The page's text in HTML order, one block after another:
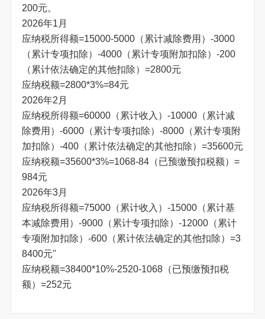
200元。
2026年1月
应纳税所得额=15000-5000（累计减除费用）-3000
（累计专项扣除）-4000（累计专项附加扣除）-200
（累计依法确定的其他扣除）=2800元
应纳税额=2800*3%=84元
2026年2月
应纳税所得额=60000（累计收入）-10000（累计减
除费用）-6000（累计专项扣除）-8000（累计专项附
加扣除）-400（累计依法确定的其他扣除）=35600元
应纳税额=35600*3%=1068-84（已预缴预扣税额）=
984元
2026年3月
应纳税所得额=75000（累计收入）-15000（累计基
本减除费用）-9000（累计专项扣除）-12000（累计
专项附加扣除）-600（累计依法确定的其他扣除）=3
8400元''
应纳税额=38400*10%-2520-1068（已预缴预扣税
额）=252元